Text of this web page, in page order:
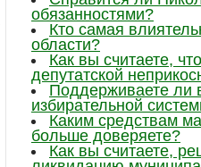
обязанностями?
Кто самая
области?
Как вы считаете,
депутатской
Поддерживаете ли
избирательной
Каким средствам
больше доверяете?
Как вы считаете,